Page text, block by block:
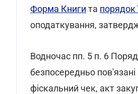
Форма Книги та порядок
оподаткування,
Водночас пп. 5 п. 6
безпосередньо
фіскальний чек, акт